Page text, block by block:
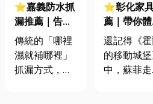
⭐嘉義防水抓
漏推薦｜告別
無效修補！科
技儀器抓出滲
水路徑，徹底
傳統的「哪裡
濕就補哪裡」
抓漏方式，往
⭐彰化家
薦｜帶你體
新藝術風
打造霍爾的
動城堡浪漫
還記得《
的移動城堡
中，蘇菲走